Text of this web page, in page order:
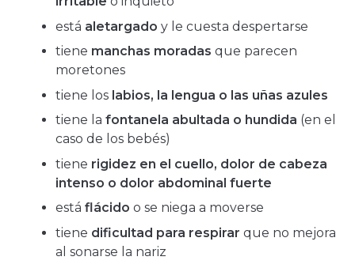
está aletargado y le cuesta despertarse
tiene manchas moradas que parecen
moretones
tiene los labios, la lengua o las uñas azules
tiene la fontanela abultada o hundida (en el
caso de los bebés)
tiene rigidez en el cuello, dolor de cabeza
intenso o dolor abdominal fuerte
está flácido o se niega a moverse
tiene dificultad para respirar que no mejora
al sonarse la nariz